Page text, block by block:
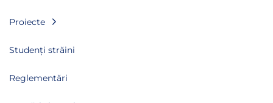
Proiecte
Studenți străini
Reglementări